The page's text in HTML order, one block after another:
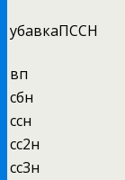
убавкаПССН
вп
сбн
ссн
сс2н
сс3н